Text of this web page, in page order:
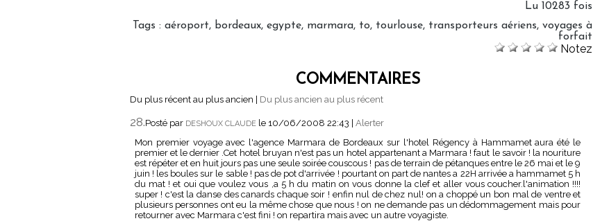
Lu 10283 fois
Tags : aéroport, bordeaux, egypte, marmara, to, tourlouse, transporteurs aériens, voyages à
forfait
Notez
COMMENTAIRES
Du plus récent au plus ancien Du plus ancien au plus récent
28.Posté par DESHOUX CLAUDE le 10/06/2008 22:43
Alerter
Mon premier voyage avec l'agence Marmara de Bordeaux sur l'hotel Régency à Hammamet aura été le
premier et le dernier .Cet hotel bruyan n'est pas un hotel appartenant a Marmara ! faut le savoir ! la nouriture
est répéter et en huit jours pas une seule soirée couscous ! pas de terrain de pétanques entre le 26 mai et le 9
juin ! les boules sur le sable ! pas de pot d'arrivée ! pourtant on part de nantes a 22H arrivée a hammamet 5 h
du mat ! et oui que voulez vous ,a 5 h du matin on vous donne la clef et aller vous coucher.l'animation !!!!
super ! c'est la danse des canards chaque soir ! enfin nul de chez nul! on a choppé un bon mal de ventre et
plusieurs personnes ont eu la même chose que nous ! on ne demande pas un dédommagement mais pour
retourner avec Marmara c'est fini ! on repartira mais avec un autre voyagiste.